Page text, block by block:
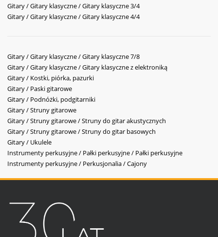
Gitary / Gitary klasyczne / Gitary klasyczne 3/4
Gitary / Gitary klasyczne / Gitary klasyczne 4/4
Gitary / Gitary klasyczne / Gitary klasyczne 7/8
Gitary / Gitary klasyczne / Gitary klasyczne z elektroniką
Gitary / Kostki, piórka, pazurki
Gitary / Paski gitarowe
Gitary / Podnóżki, podgitarniki
Gitary / Struny gitarowe
Gitary / Struny gitarowe / Struny do gitar akustycznych
Gitary / Struny gitarowe / Struny do gitar basowych
Gitary / Ukulele
Instrumenty perkusyjne / Pałki perkusyjne / Pałki perkusyjne
Instrumenty perkusyjne / Perkusjonalia / Cajony